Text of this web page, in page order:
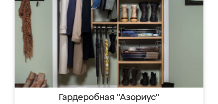
Гардеробная "Азориус"